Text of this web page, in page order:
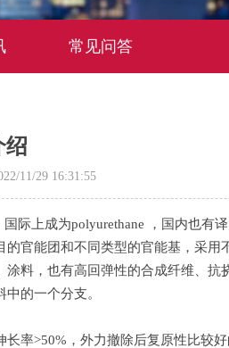
常见问答
绍
11/29 16:31:55
际上成为polyurethane ，国内也有
官能团和不同类型的官能基，采
料，也有高回弹性的合成纤维、
的一个分支。
率>50%，外力撤除后复原性比较